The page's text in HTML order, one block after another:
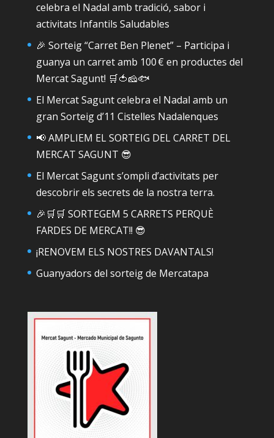
celebra el Nadal amb tradició, sabor i
activitats Infantils Saludables
🎉 Sorteig “Carret Ben Plenet” – Participa i
guanya un carret amb 100 € en productes del
Mercat Sagunt! 🛒🍅🧀🐟
El Mercat Sagunt celebra el Nadal amb un
gran Sorteig d’11 Cistelles Nadalenques
📢 AMPLIEM EL SORTEIG DEL CARRET DEL
MERCAT SAGUNT 😎
El Mercat Sagunt s’ompli d’activitats per
descobrir els secrets de la nostra terra.
🎉🛒🛒 SORTEGEM 5 CARRETS PERQUÈ
FARDES DE MERCAT!! 😎
¡RENOVEM ELS NOSTRES DAVANTALS!
Guanyadors del sorteig de Mercatapa